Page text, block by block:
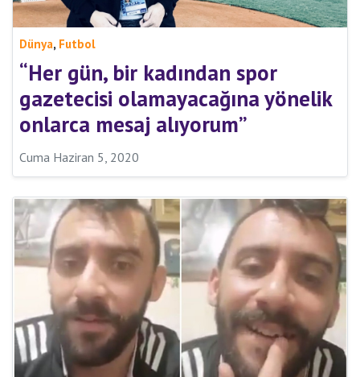
Dünya, Futbol
“Her gün, bir kadından spor
gazetecisi olamayacağına yönelik
onlarca mesaj alıyorum”
Cuma Haziran 5, 2020